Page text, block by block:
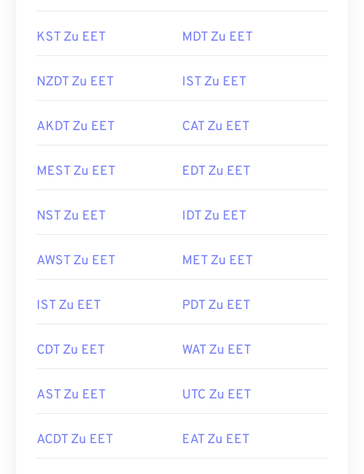
KST Zu EET MDT Zu EET
NZDT Zu EET IST Zu EET
AKDT Zu EET CAT Zu EET
MEST Zu EET EDT Zu EET
NST Zu EET IDT Zu EET
AWST Zu EET MET Zu EET
IST Zu EET PDT Zu EET
CDT Zu EET WAT Zu EET
AST Zu EET UTC Zu EET
ACDT Zu EET EAT Zu EET